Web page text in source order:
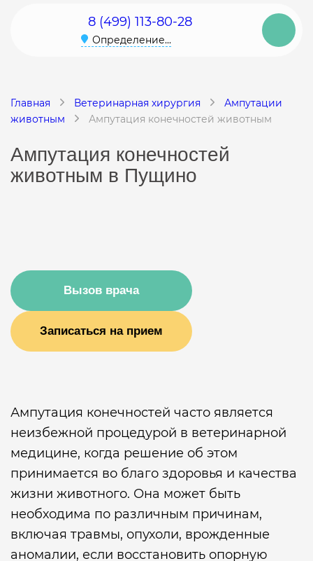
8 (499) 113-80-28
Определение...
Главная Ветеринарная хирургия
Ампутации
животным
Ампутация конечностей животным
Ампутация конечностей
животным в Пущино
Вызов врача
Записаться на прием
Ампутация конечностей часто является
неизбежной процедурой в ветеринарной
медицине, когда решение об этом
принимается во благо здоровья и качества
жизни животного. Она может быть
необходима по различным причинам,
включая травмы, опухоли, врожденные
аномалии, если восстановить опорную